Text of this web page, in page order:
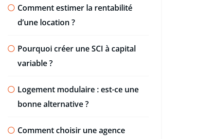
Comment estimer la rentabilité
d’une location ?
Pourquoi créer une SCI à capital
variable ?
Logement modulaire : est-ce une
bonne alternative ?
Comment choisir une agence